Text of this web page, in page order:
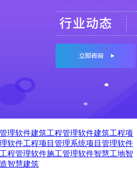
理软件建筑工程管理软件建筑工程项
软件工程项目管理系统项目管理软件
工程管理软件施工管理软件智慧工地智
智慧建筑